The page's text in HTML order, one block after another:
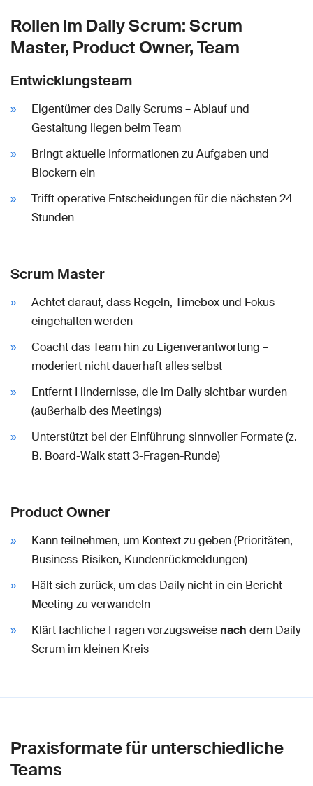
Rollen im Daily Scrum: Scrum
Master, Product Owner, Team
Entwicklungsteam
Eigentümer des Daily Scrums – Ablauf und
Gestaltung liegen beim Team
Bringt aktuelle Informationen zu Aufgaben und
Blockern ein
Trifft operative Entscheidungen für die nächsten 24
Stunden
Scrum Master
Achtet darauf, dass Regeln, Timebox und Fokus
eingehalten werden
Coacht das Team hin zu Eigenverantwortung –
moderiert nicht dauerhaft alles selbst
Entfernt Hindernisse, die im Daily sichtbar wurden
(außerhalb des Meetings)
Unterstützt bei der Einführung sinnvoller Formate (z.
B. Board-Walk statt 3-Fragen-Runde)
Product Owner
Kann teilnehmen, um Kontext zu geben (Prioritäten,
Business-Risiken, Kundenrückmeldungen)
Hält sich zurück, um das Daily nicht in ein Bericht-
Meeting zu verwandeln
Klärt fachliche Fragen vorzugsweise nach dem Daily
Scrum im kleinen Kreis
Praxisformate für unterschiedliche
Teams